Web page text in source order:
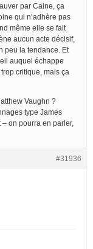
par Caine, ça
qui n’adhère pas
même elle se fait
aucun acte décisif,
peu la tendance. Et
auquel échappe
critique, mais ça
Vaughn ?
type James
on pourra en parler,
#31936